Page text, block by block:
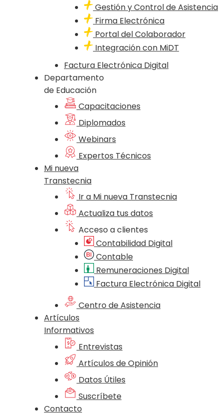
Gestión y Control de Asistencia
Firma Electrónica
Portal del Colaborador
Integración con MiDT
Factura Electrónica Digital
Departamento
de Educación
Capacitaciones
Diplomados
Webinars
Expertos Técnicos
Mi nueva
Transtecnia
Ir a Mi nueva Transtecnia
Actualiza tus datos
Acceso a clientes
Contabilidad Digital
Contable
Remuneraciones Digital
Factura Electrónica Digital
Centro de Asistencia
Artículos
Informativos
Entrevistas
Artículos de Opinión
Datos Útiles
Suscríbete
Contacto